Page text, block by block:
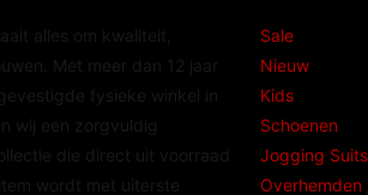
alles om kwaliteit,
Met meer dan 12 jaar
fysieke winkel in
wij een zorgvuldig
die direct uit voorraad
wordt met uiterste
Sale
Nieuw
Kids
Schoenen
Jogging